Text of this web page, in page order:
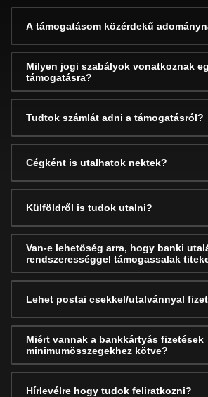
A támogatásom közérdekű
Milyen jogi szabályok vonatkoznak
támogatásra?
Tudtok számlát adni a támogatásról?
Cégként is utalhatok nektek?
Külföldről is tudok utalni?
Van-e lehetőség arra, hogy banki
rendszerességgel támogassalak
Lehet postai csekkel/utalvánnyal
Miért vannak a bankkártyás fizetések
minimumösszegekhez kötve?
Hírlevélre hogy tudok feliratkozni?